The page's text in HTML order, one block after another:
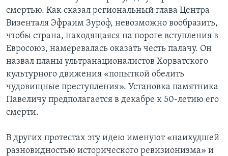
смертью. Как сказал региональный глава Центра
Визенталя Эфраим Зуроф, невозможно вообразить,
чтобы страна, находящаяся на пороге вступления в
Евросоюз, намеревалась оказать честь палачу. Он
назвал планы ультранационалистов Хорватского
культурного движения «попыткой обелить
чудовищные преступления». Установка памятника
Павеличу предполагается в декабре к 50-летию его
смерти.
В других протестах эту идею именуют «наихудшей
разновидностью исторического ревизионизма» и